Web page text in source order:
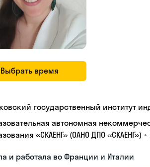
Выбрать время
государственный институт
автономная
«СКАЕНГ» (ОАНО ДПО «СКАЕНГ») •
и работала во Франции и Италии